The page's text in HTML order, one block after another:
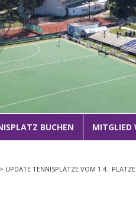
1 2 3
BUCHEN MITGLIED
> UPDATE TENNISPLÄTZE VOM 1.4.: